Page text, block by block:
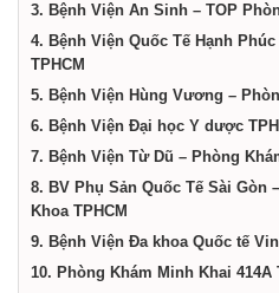
tại
Thành
phố
Hồ
3. Bệnh Viện An Sinh – TOP
4. Bệnh Viện Quốc Tế Hạnh
TPHCM
5. Bệnh Viện Hùng Vương –
6. Bệnh Viện Đại học Y dược
7. Bệnh Viện Từ Dũ – Phòng
8. BV Phụ Sản Quốc Tế Sài Gòn
Khoa TPHCM
9. Bệnh Viện Đa khoa Quốc tế
10. Phòng Khám Minh Khai 414A